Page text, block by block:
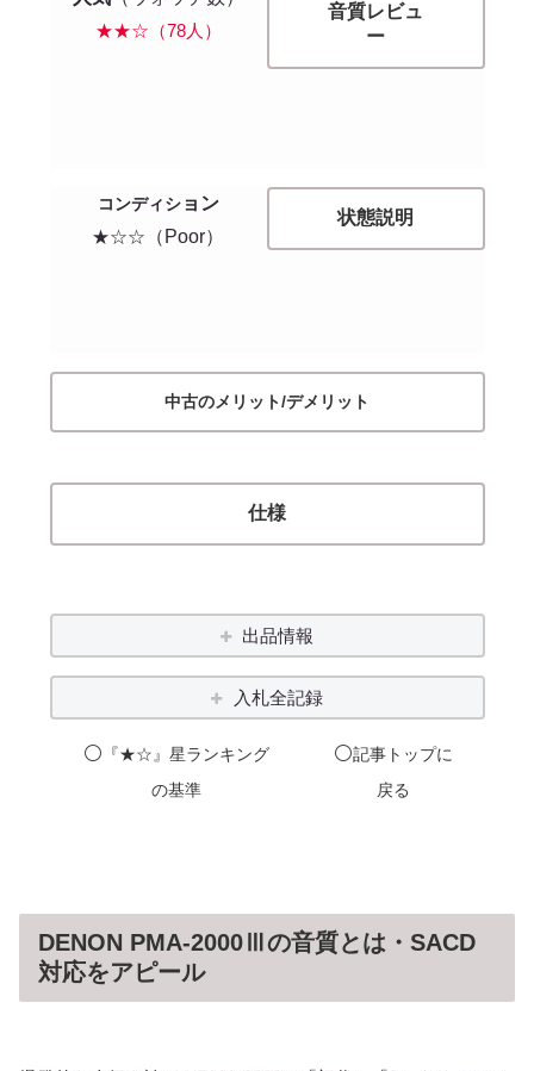
★★☆（78人）
音質レビュ
ー
コンディション
★☆☆ （Poor）
状態説明
中古のメリット/デメリット
仕様
出品情報
入札全記録
⚪️ 『★☆』星ランキング
の基準
⚪️記事 トップに
戻る
DENON PMA-2000Ⅲの音質とは・SACD
対応をアピール